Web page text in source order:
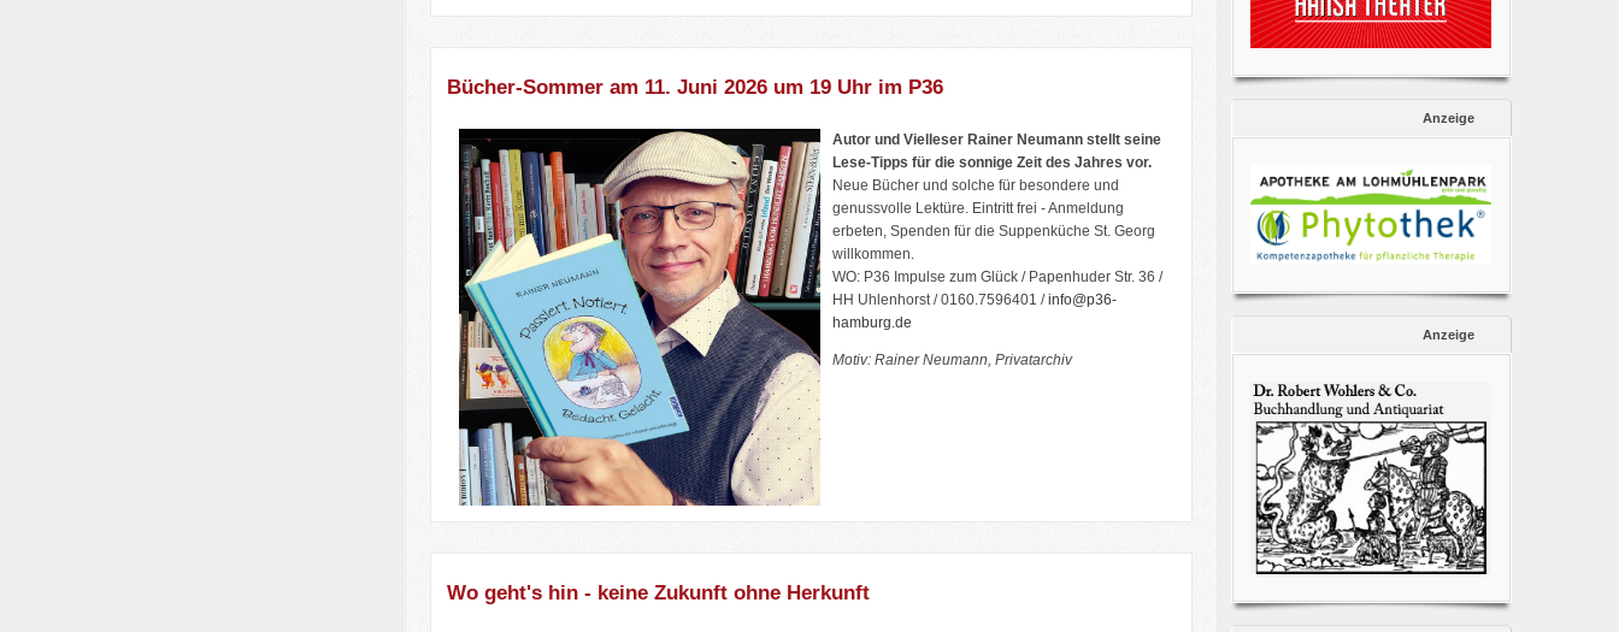
Bücher-Sommer am 11. Juni 2026 um 19 Uhr im P36
Autor und Vielleser Rainer Neumann stellt seine
Lese-Tipps für die sonnige Zeit des Jahres vor.
Neue Bücher und solche für besondere und
genussvolle Lektüre. Eintritt frei - Anmeldung
erbeten, Spenden für die Suppenküche St. Georg
willkommen.
WO: P36 Impulse zum Glück / Papenhuder Str. 36 /
HH Uhlenhorst / 0160.7596401 /info@p36-
hamburg.de
Motiv: Rainer Neumann, Privatarchiv
Wo geht's hin - keine Zukunft ohne Herkunft
Anzeige
Anzeige